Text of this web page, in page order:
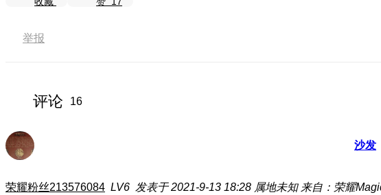
举报
评论 16
沙发
荣耀粉丝213576084 LV6 发表于 2021-9-13 18:28 属地未知 来自：荣耀